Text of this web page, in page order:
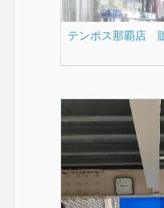
テンポス那覇店